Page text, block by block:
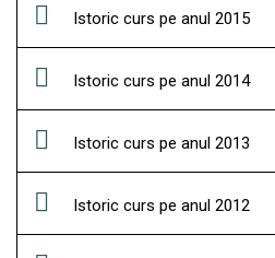
Istoric curs pe anul 2015
Istoric curs pe anul 2014
Istoric curs pe anul 2013
Istoric curs pe anul 2012